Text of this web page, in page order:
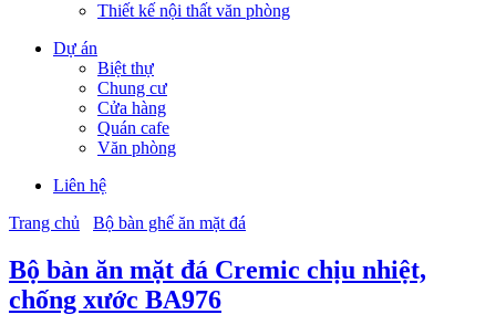
Thiết kế nội thất văn phòng
Dự án
Biệt thự
Chung cư
Cửa hàng
Quán cafe
Văn phòng
Liên hệ
Trang chủ
Bộ bàn ghế ăn mặt đá
Bộ bàn ăn mặt đá Cremic chịu nhiệt,
chống xước BA976